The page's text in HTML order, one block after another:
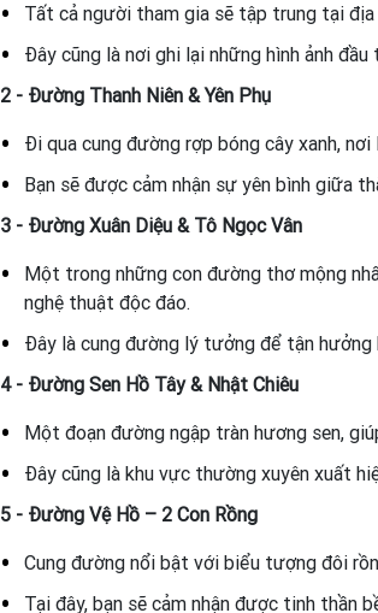
Tất cả người tham gia sẽ tập trung tại
Đây cũng là nơi ghi lại những hình ảnh đầu
2 - Đường Thanh Niên & Yên Phụ
Đi qua cung đường rợp bóng cây xanh, nơi
Bạn sẽ được cảm nhận sự yên bình giữa
3 - Đường Xuân Diệu & Tô Ngọc Vân
Một trong những con đường thơ mộng
nghệ thuật độc đáo.
Đây là cung đường lý tưởng để tận hưởng
4 - Đường Sen Hồ Tây & Nhật Chiêu
Một đoạn đường ngập tràn hương sen,
Đây cũng là khu vực thường xuyên xuất
5 - Đường Vệ Hồ – 2 Con Rồng
Cung đường nổi bật với biểu tượng đôi
Tại đây, bạn sẽ cảm nhận được tinh thần